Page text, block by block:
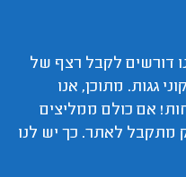
דורשים לקבל רצף של
גגות. מתוכן, אנו
הפחות! אם כולם ממליצים
מתקבל לאתר. כך יש לנו